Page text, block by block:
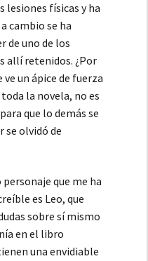
lesiones físicas y ha
cambio se ha
de uno de los
allí retenidos. ¿Por
ve un ápice de fuerza
la novela, no es
que lo demás se
se olvidó de
personaje que me ha
es Leo, que
sobre sí mismo
en el libro
una envidiable